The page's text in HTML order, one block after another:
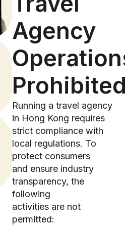
Agency
Running a travel agency
in Hong Kong requires
strict compliance with
local regulations. To
protect consumers
and ensure industry
transparency, the
following
activities are not
permitted: